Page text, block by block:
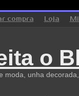
compra Loja
o
moda, unha